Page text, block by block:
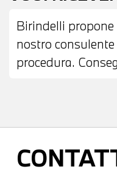
Birindelli
nostro
procedura.